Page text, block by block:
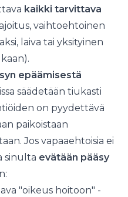
kaikki tarvittava
vaihtoehtoinen
laiva tai yksityinen
epäämisestä
säädetään tiukasti
on pyydettävä
paikoistaan
Jos vapaaehtoisia ei
sinulta evätään pääsy
"oikeus hoitoon" -